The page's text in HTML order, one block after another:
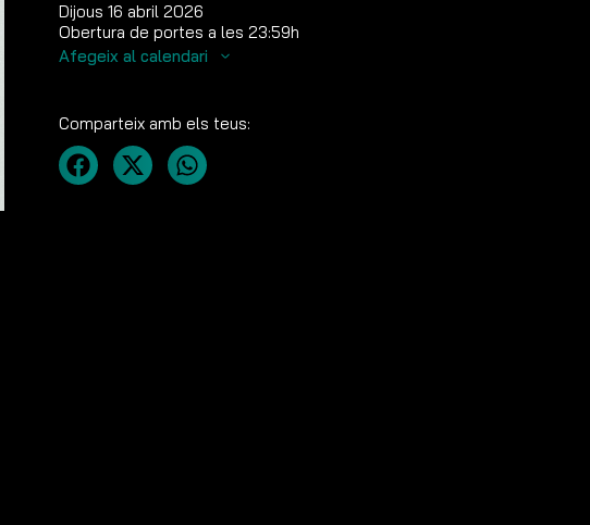
Dijous 16 abril 2026
Obertura de portes a les 23:59h
Afegeix al calendari
Comparteix amb els teus: